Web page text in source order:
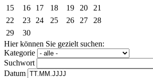
15
16 17 18 19 20
21
22
23 24 25 26 27
28
29
30
Hier können Sie gezielt suchen:
Kategorie
Suchwort
Datum